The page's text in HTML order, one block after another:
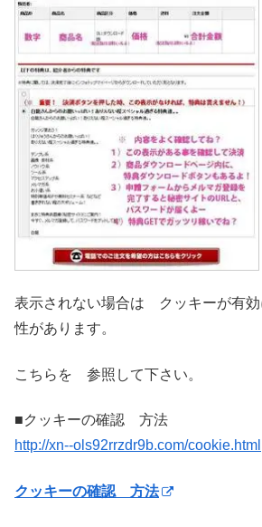
表示されない場合は クッキーが有効
性があります。
こちらを 参照して下さい。
■クッキーの確認 方法
http://xn--ols92rrzdr9b.com/cookie.html
クッキーの確認 方法